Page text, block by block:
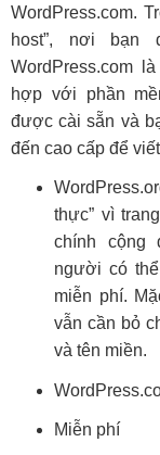
WordPress.com.
host”, nơi bạn
WordPress.com
hợp với phần
được cài sẵn và
đến cao cấp để
thực” vì
chính cộng
người có
miễn phí.
vẫn cần bỏ
và tên miền.
Miễn phí